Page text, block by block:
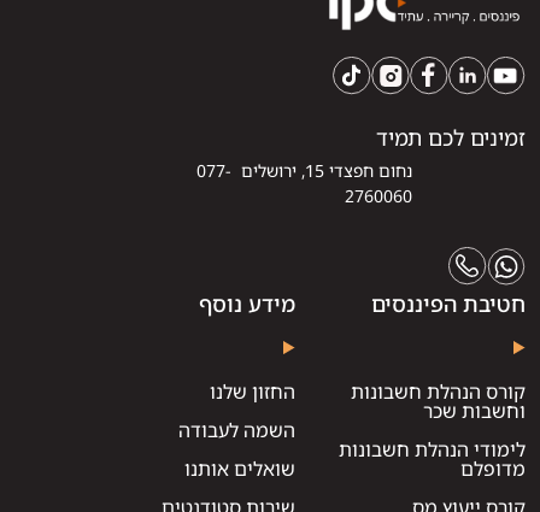
זמינים לכם תמיד
נחום חפצדי 15, ירושלים 077-
2760060
חטיבת הפיננסים
קורס הנהלת חשבונות
וחשבות שכר
לימודי הנהלת חשבונות
מדופלם
מידע נוסף
החזון שלנו
השמה לעבודה
שואלים אותנו